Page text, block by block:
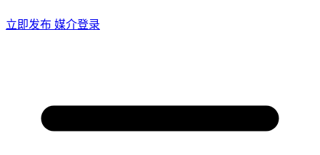
立即发布 媒介登录